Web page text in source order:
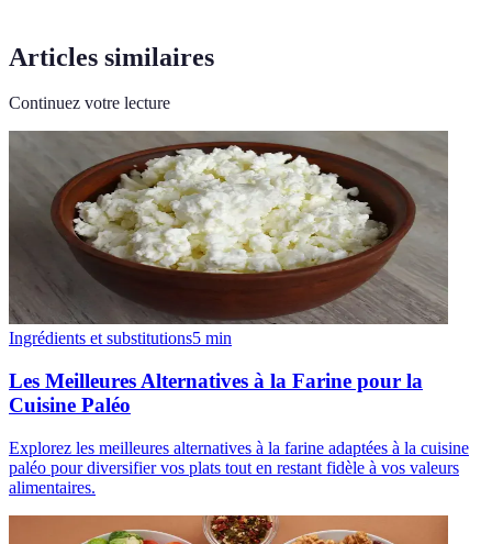
Articles similaires
Continuez votre lecture
Ingrédients et substitutions5 min
Les Meilleures Alternatives à la Farine pour la
Cuisine Paléo
Explorez les meilleures alternatives à la farine adaptées à la cuisine
paléo pour diversifier vos plats tout en restant fidèle à vos valeurs
alimentaires.